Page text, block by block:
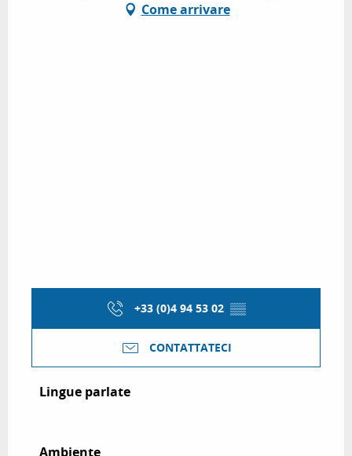
Come arrivare
+33 (0)4 94 53 02 ▒▒
CONTATTATECI
Lingue parlate
Lingue parlate
Ambiente
Ambiente